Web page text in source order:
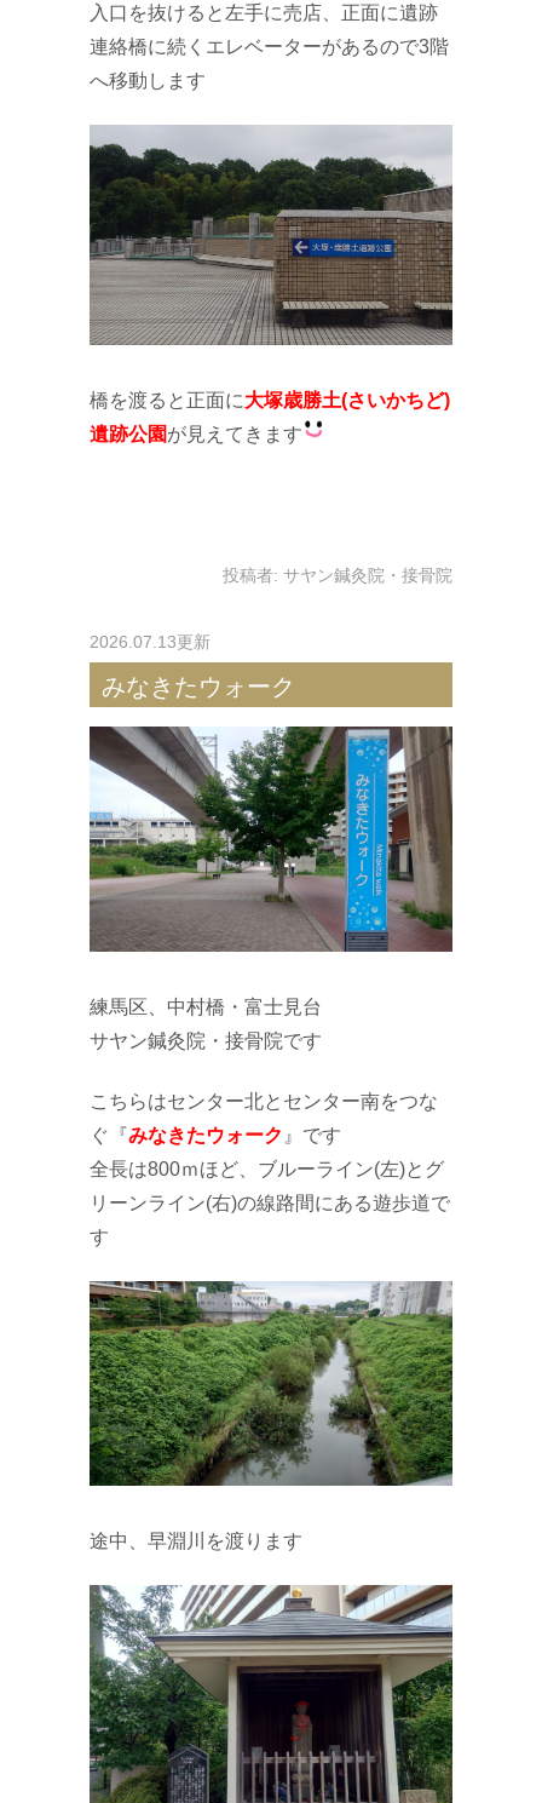
入口を抜けると左手に売店、正面に遺跡
連絡橋に続くエレベーターがあるので3階
へ移動します
橋を渡ると正面に大塚歳勝土(さいかちど)
遺跡公園が見えてきます
投稿者: サヤン鍼灸院・接骨院
2026.07.13更新
みなきたウォーク
練馬区、中村橋・富士見台
サヤン鍼灸院・接骨院です
こちらはセンター北とセンター南をつな
ぐ『みなきたウォーク 』です
全長は800ｍほど、ブルーライン(左)とグ
リーンライン(右)の線路間にある遊歩道で
す
途中、早淵川を渡ります